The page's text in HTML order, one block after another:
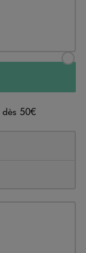
dès 50€